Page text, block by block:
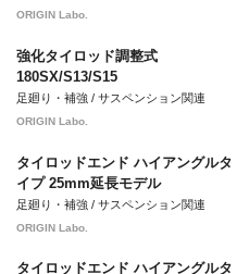
ORIGIN Labo.
強化タイロッド調整式
180SX/S13/S15
足廻り・補強 / サスペンション関連
ORIGIN Labo.
タイロッドエンド ハイアングルタ
イプ 25mm延長モデル
足廻り・補強 / サスペンション関連
ORIGIN Labo.
タイロッドエンド ハイアングルタ